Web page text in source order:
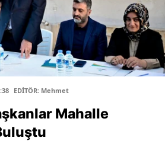
EDİTÖR: Mehmet
Mahalle